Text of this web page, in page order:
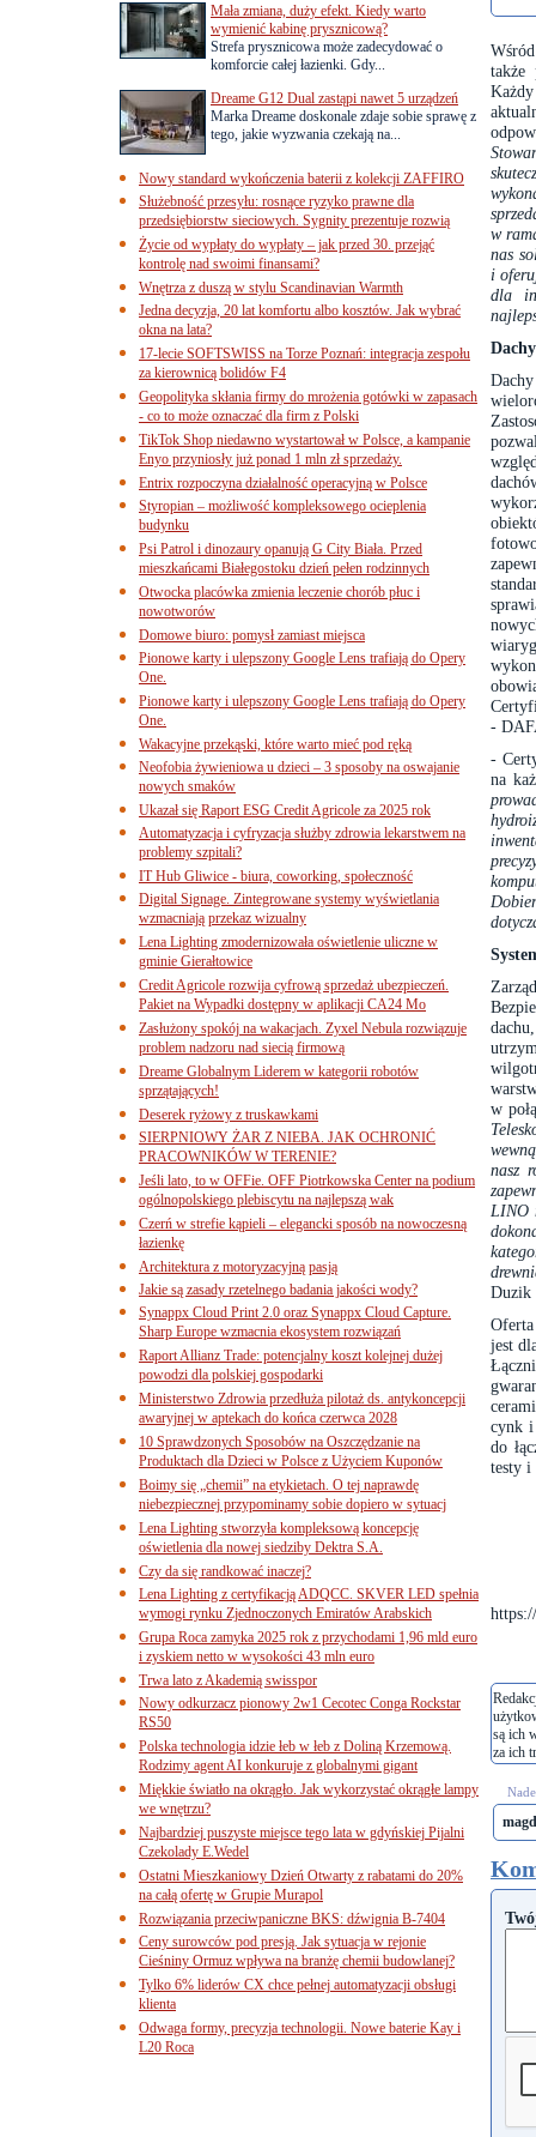
także
w
nas
i
dla
-
-
na
w
nasz
LINO
Duzik
jest
cynk i
do
testy i
są ich
za ich
Mała zmiana, duży efekt. Kiedy warto
wymienić kabinę prysznicową?
Strefa prysznicowa może zadecydować o
komforcie całej łazienki. Gdy...
Dreame G12 Dual zastąpi nawet 5 urządzeń
Marka Dreame doskonale zdaje sobie sprawę z
tego, jakie wyzwania czekają na...
Nowy standard wykończenia baterii z kolekcji ZAFFIRO
Służebność przesyłu: rosnące ryzyko prawne dla
przedsiębiorstw sieciowych. Sygnity prezentuje rozwią
Życie od wypłaty do wypłaty – jak przed 30. przejąć
kontrolę nad swoimi finansami?
Wnętrza z duszą w stylu Scandinavian Warmth
Jedna decyzja, 20 lat komfortu albo kosztów. Jak wybrać
okna na lata?
17-lecie SOFTSWISS na Torze Poznań: integracja zespołu
za kierownicą bolidów F4
Geopolityka skłania firmy do mrożenia gotówki w zapasach
- co to może oznaczać dla firm z Polski
TikTok Shop niedawno wystartował w Polsce, a kampanie
Enyo przyniosły już ponad 1 mln zł sprzedaży.
Entrix rozpoczyna działalność operacyjną w Polsce
Styropian – możliwość kompleksowego ocieplenia
budynku
Psi Patrol i dinozaury opanują G City Biała. Przed
mieszkańcami Białegostoku dzień pełen rodzinnych
Otwocka placówka zmienia leczenie chorób płuc i
nowotworów
Domowe biuro: pomysł zamiast miejsca
Pionowe karty i ulepszony Google Lens trafiają do Opery
One.
Pionowe karty i ulepszony Google Lens trafiają do Opery
One.
Wakacyjne przekąski, które warto mieć pod ręką
Neofobia żywieniowa u dzieci – 3 sposoby na oswajanie
nowych smaków
Ukazał się Raport ESG Credit Agricole za 2025 rok
Automatyzacja i cyfryzacja służby zdrowia lekarstwem na
problemy szpitali?
IT Hub Gliwice - biura, coworking, społeczność
Digital Signage. Zintegrowane systemy wyświetlania
wzmacniają przekaz wizualny
Lena Lighting zmodernizowała oświetlenie uliczne w
gminie Gierałtowice
Credit Agricole rozwija cyfrową sprzedaż ubezpieczeń.
Pakiet na Wypadki dostępny w aplikacji CA24 Mo
Zasłużony spokój na wakacjach. Zyxel Nebula rozwiązuje
problem nadzoru nad siecią firmową
Dreame Globalnym Liderem w kategorii robotów
sprzątających!
Deserek ryżowy z truskawkami
SIERPNIOWY ŻAR Z NIEBA. JAK OCHRONIĆ
PRACOWNIKÓW W TERENIE?
Jeśli lato, to w OFFie. OFF Piotrkowska Center na podium
ogólnopolskiego plebiscytu na najlepszą wak
Czerń w strefie kąpieli – elegancki sposób na nowoczesną
łazienkę
Architektura z motoryzacyjną pasją
Jakie są zasady rzetelnego badania jakości wody?
Synappx Cloud Print 2.0 oraz Synappx Cloud Capture.
Sharp Europe wzmacnia ekosystem rozwiązań
Raport Allianz Trade: potencjalny koszt kolejnej dużej
powodzi dla polskiej gospodarki
Ministerstwo Zdrowia przedłuża pilotaż ds. antykoncepcji
awaryjnej w aptekach do końca czerwca 2028
10 Sprawdzonych Sposobów na Oszczędzanie na
Produktach dla Dzieci w Polsce z Użyciem Kuponów
Boimy się „chemii” na etykietach. O tej naprawdę
niebezpiecznej przypominamy sobie dopiero w sytuacj
Lena Lighting stworzyła kompleksową koncepcję
oświetlenia dla nowej siedziby Dektra S.A.
Czy da się randkować inaczej?
Lena Lighting z certyfikacją ADQCC. SKVER LED spełnia
wymogi rynku Zjednoczonych Emiratów Arabskich
Grupa Roca zamyka 2025 rok z przychodami 1,96 mld euro
i zyskiem netto w wysokości 43 mln euro
Trwa lato z Akademią swisspor
Nowy odkurzacz pionowy 2w1 Cecotec Conga Rockstar
RS50
Polska technologia idzie łeb w łeb z Doliną Krzemową.
Rodzimy agent AI konkuruje z globalnymi gigant
Miękkie światło na okrągło. Jak wykorzystać okrągłe lampy
we wnętrzu?
Najbardziej puszyste miejsce tego lata w gdyńskiej Pijalni
Czekolady E.Wedel
Ostatni Mieszkaniowy Dzień Otwarty z rabatami do 20%
na całą ofertę w Grupie Murapol
Rozwiązania przeciwpaniczne BKS: dźwignia B-7404
Ceny surowców pod presją. Jak sytuacja w rejonie
Cieśniny Ormuz wpływa na branżę chemii budowlanej?
Tylko 6% liderów CX chce pełnej automatyzacji obsługi
klienta
Odwaga formy, precyzja technologii. Nowe baterie Kay i
L20 Roca